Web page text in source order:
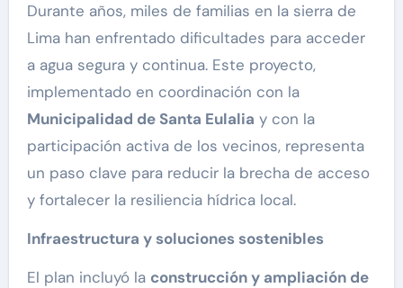
Durante años, miles de familias en la sierra de
Lima han enfrentado dificultades para acceder
a agua segura y continua. Este proyecto,
implementado en coordinación con la
Municipalidad de Santa Eulalia y con la
participación activa de los vecinos, representa
un paso clave para reducir la brecha de acceso
y fortalecer la resiliencia hídrica local.
Infraestructura y soluciones sostenibles
El plan incluyó la construcción y ampliación de